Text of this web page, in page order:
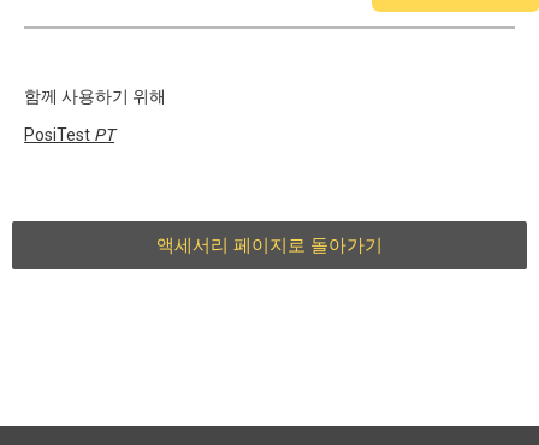
함께 사용하기 위해
PosiTest PT
액세서리 페이지로 돌아가기